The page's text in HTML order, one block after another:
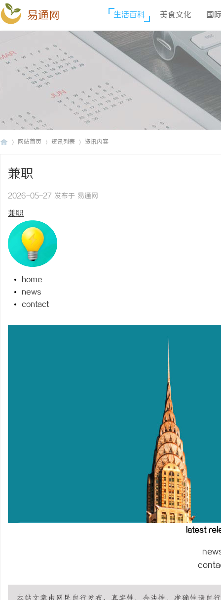
易通网 生活百科 美食文化 国
网站首页 资讯列表 资讯内容
兼职
2026-05-27 发布于 易通网
兼职
home
news
contact
latest
合肥刑事律师：保护您
法律困境